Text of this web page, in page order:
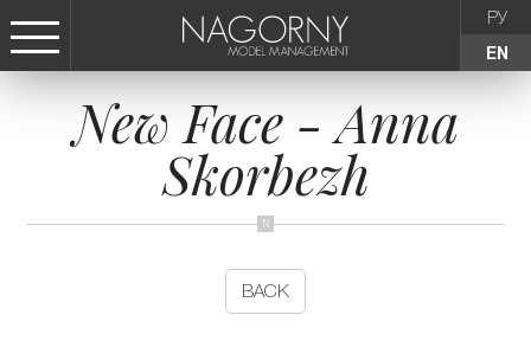
РУ
EN
СТАТЬ МОДЕЛЬЮ
FEMALE
New Face - Anna
Skorbezh
BACK